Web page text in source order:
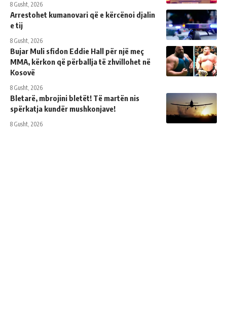
8 Gusht, 2026
Arrestohet kumanovari që e kërcënoi djalin
e tij
8 Gusht, 2026
Bujar Muli sfidon Eddie Hall për një meç
MMA, kërkon që përballja të zhvillohet në
Kosovë
8 Gusht, 2026
Bletarë, mbrojini bletët! Të martën nis
spërkatja kundër mushkonjave!
8 Gusht, 2026